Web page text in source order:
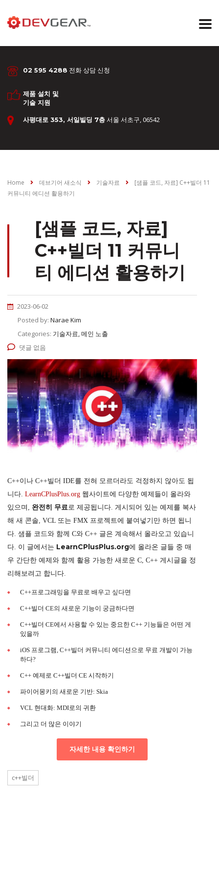
02 595 4288 전화 상담 신청
제품 설치 및
기술 지원
사평대로 353, 서일빌딩 7층서울 서초구, 06542
Home 데브기어 새소식 기술자료
[샘플 코드, 자료] C++빌더 11
커뮤니티 에디션 활용하기
[샘플 코드, 자료]
C++빌더 11 커뮤니
티 에디션 활용하기
2023-06-02
Posted by: Narae Kim
Categories: 기술자료, 메인 노출
댓글 없음
C++이나 C++빌더 IDE를 전혀 모르더라도 걱정하지 않아도 됩
니다. LearnCPlusPlus.org 웹사이트에 다양한 예제들이 올라와
있으며, 완전히 무료로 제공됩니다. 게시되어 있는 예제를 복사
해 새 콘솔, VCL 또는 FMX 프로젝트에 붙여넣기만 하면 됩니
다. 샘플 코드와 함께 C와 C++ 글은 계속해서 올라오고 있습니
다. 이 글에서는 LearnCPlusPlus.org에 올라온 글들 중 매
우 간단한 예제와 함께 활용 가능한 새로운 C, C++ 게시글을 정
리해보려고 합니다.
C++프로그래밍을 무료로 배우고 싶다면
C++빌더 CE의 새로운 기능이 궁금하다면
C++빌더 CE에서 사용할 수 있는 중요한 C++ 기능들은 어떤 게
있을까
iOS 프로그램, C++빌더 커뮤니티 에디션으로 무료 개발이 가능
하다?
C++ 예제로 C++빌더 CE 시작하기
파이어몽키의 새로운 기반: Skia
VCL 현대화: MDI로의 귀환
그리고 더 많은 이야기
자세한 내용 확인하기
c++빌더